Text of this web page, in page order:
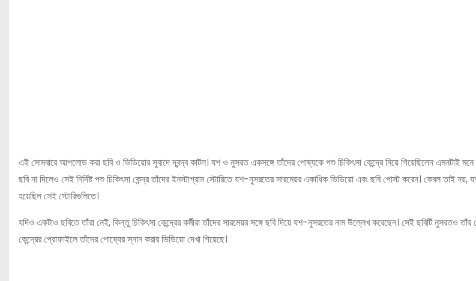
এই সোমবারে আপলোড করা ছবি ও ভিডিয়োর সুবাদে দ্বন্দ্ব কাটল। যশ ও নুসরত একসঙ্গে তাঁদের পোষ্যকে পশু চিকিৎসা কেন্দ্রে নিয়ে গিয়েছিলেন এমনটাই
ছবি না দিলেও সেই নির্দিষ্ট পশু চিকিৎসা কেন্দ্র তাঁদের ইনস্টাগ্রাম স্টোরিতে যশ-নুসরতের সারমেয়র একাধিক ভিডিয়ো এবং ছবি পোস্ট করেন। কেবল তাই
হয়েছিল সেই স্টোরিগুলিতে।
যদিও একটাও ছবিতে তাঁরা নেই, কিন্তু চিকিৎসা কেন্দ্রের কর্মীরা তাঁদের সারমেয়র সঙ্গে ছবি দিয়ে যশ-নুসরতের নাম উল্লেখ করেছেন। সেই ছবিটি নুসরতও তাঁর
কেন্দ্রের প্রোফাইলে তাঁদের পোষ্যের স্নান করার ভিডিয়ো দেখা গিয়েছে।